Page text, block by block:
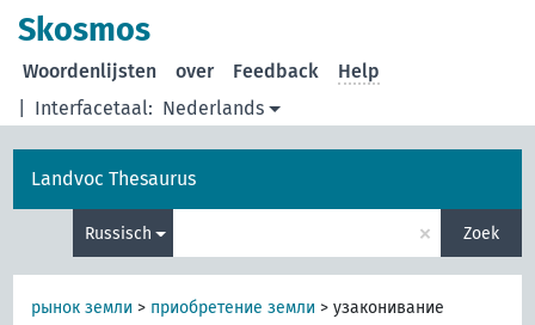
Skosmos
Interfacetaal: Nederlands
Woordenlijsten over Feedback Help
Landvoc Thesaurus
Russisch × Zoek
рынок земли > приобретение земли >узаконивание